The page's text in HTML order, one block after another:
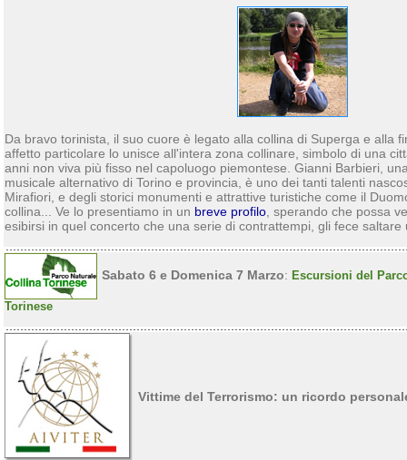
Da bravo torinista, il suo cuore è legato alla collina di Superga e alla
affetto particolare lo unisce all'intera zona collinare, simbolo di una
anni non viva più fisso nel capoluogo piemontese. Gianni Barbieri,
musicale alternativo di Torino e provincia, è uno dei tanti talenti
Mirafiori, e degli storici monumenti e attrattive turistiche come il
collina... Ve lo presentiamo in un breve profilo , sperando che possa
esibirsi in quel concerto che una serie di contrattempi, gli fece saltare
Sabato 6 e Domenica 7 Marzo: Escursioni del
Torinese
Vittime del Terrorismo: un ricordo